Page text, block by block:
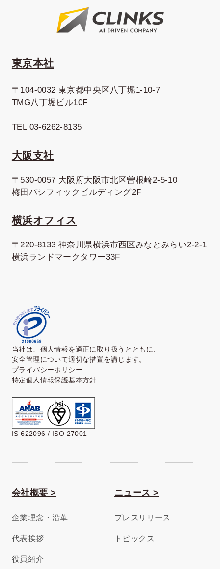
東京本社
〒104-0032 東京都中央区八丁堀1-10-7
TMG八丁堀ビル10F
TEL 03-6262-8135
大阪支社
〒530-0057 大阪府大阪市北区曽根崎2-5-10
梅田パシフィックビルディング2F
横浜オフィス
〒220-8133 神奈川県横浜市西区みなとみらい2-2-1
横浜ランドマークタワー33F
当社は、個人情報を適正に取り扱うとともに、
安全管理について適切な措置を講じます。
プライバシーポリシー
特定個人情報保護基本方針
IS 622096 / ISO 27001
会社概要 >
企業理念・沿革
代表挨拶
役員紹介
ニュース >
プレスリリース
トピックス